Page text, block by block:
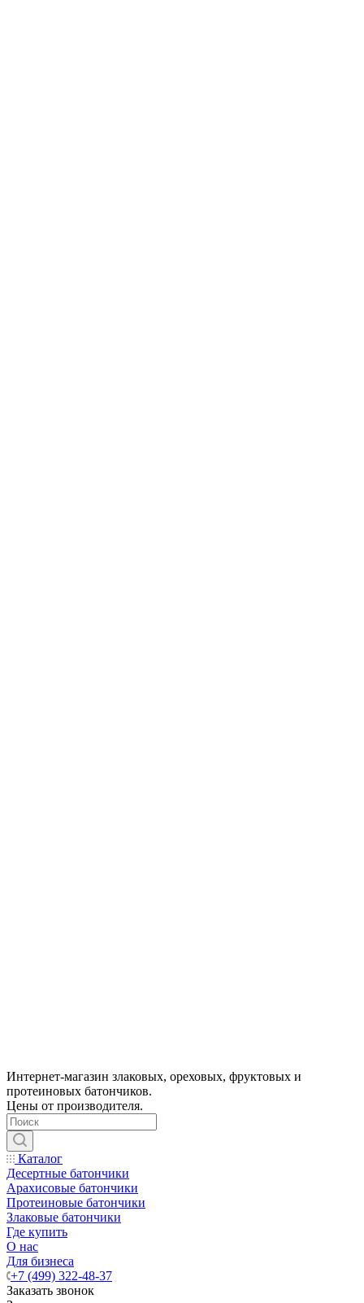
Интернет-магазин злаковых, ореховых, фруктовых и
протеиновых батончиков.
Цены от производителя.
Каталог
Десертные батончики
Арахисовые батончики
Протеиновые батончики
Злаковые батончики
Где купить
О нас
Для бизнеса
+7 (499) 322-48-37
Заказать звонок